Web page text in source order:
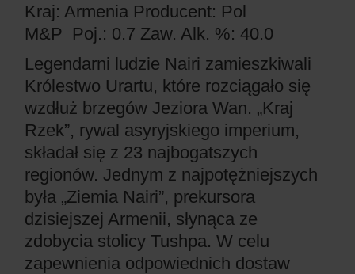
Kraj: Armenia Producent: Pol
M&P Poj.: 0.7 Zaw. Alk. %: 40.0
Legendarni ludzie Nairi zamieszkiwali
Królestwo Urartu, które rozciągało się
wzdłuż brzegów Jeziora Wan. „Kraj
Rzek”, rywal asyryjskiego imperium,
składał się z 23 najbogatszych
regionów. Jednym z najpotężniejszych
była „Ziemia Nairi”, prekursora
dzisiejszej Armenii, słynąca ze
zdobycia stolicy Tushpa. W celu
zapewnienia odpowiednich dostaw